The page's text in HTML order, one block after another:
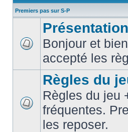
Premiers pas sur S-P
Bonjour et
accepté les
Règles du
Règles du jeu
fréquentes.
les reposer.